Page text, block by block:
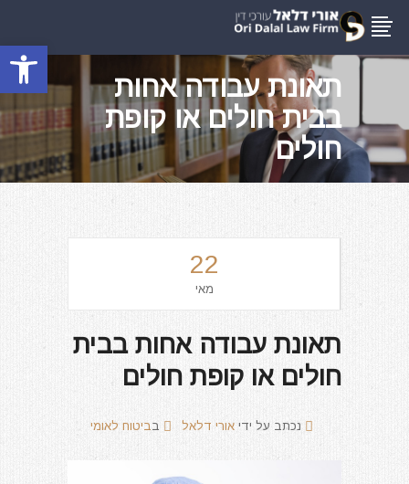
פתח
תאונת עבודה אחות
בבית חולים או קופת
חולים
22
מאי
תאונת עבודה אחות בבית
חולים או קופת חולים
נכתב על ידי אורי דלאל בביטוח לאומי